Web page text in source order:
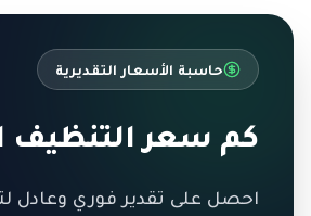
حاسبة الأسعار التقديرية
كم سعر التنظيف
احصل على تقدير فوري وعادل